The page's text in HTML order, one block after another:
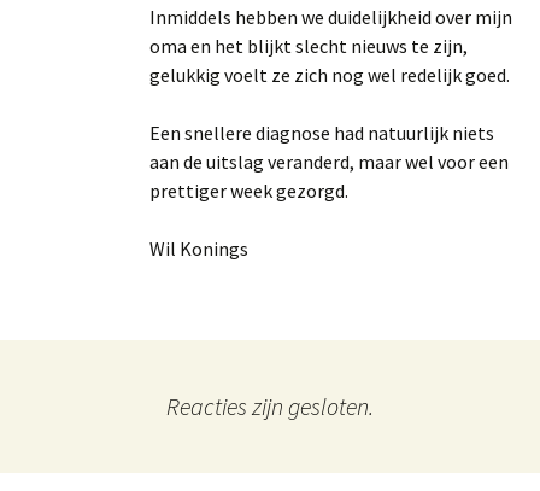
Inmiddels hebben we duidelijkheid over mijn
oma en het blijkt slecht nieuws te zijn,
gelukkig voelt ze zich nog wel redelijk goed.
Een snellere diagnose had natuurlijk niets
aan de uitslag veranderd, maar wel voor een
prettiger week gezorgd.
Wil Konings
Reacties zijn gesloten.